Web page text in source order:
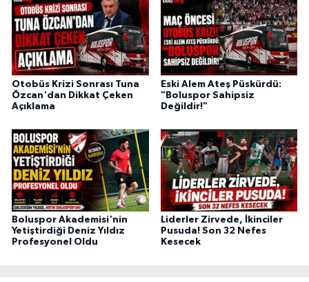
Otobüs Krizi Sonrası Tuna
Özcan'dan Dikkat Çeken
Açıklama
Eski Alem Ateş Püskürdü:
"Boluspor Sahipsiz
Değildir!"
Boluspor Akademisi'nin
Yetiştirdiği Deniz Yıldız
Profesyonel Oldu
Liderler Zirvede, İkinciler
Pusuda! Son 32 Nefes
Kesecek